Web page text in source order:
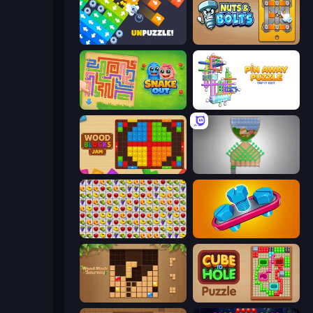
Nuts & Bolts: Unscrew Puzzle
Snake Out: Maze Escape
Wood Blocks Jam Pull the Pin
Same Game Fruit Collapse Unscrew Jam 3D
Wood Block Journey Cube to Hole Puzzle